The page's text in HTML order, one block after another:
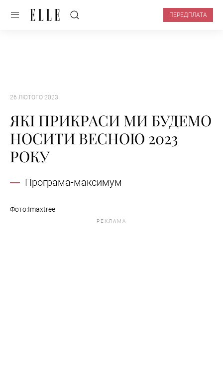
ПЕРЕДПЛАТА
26 ЛЮТОГО 2023
ЯКІ ПРИКРАСИ МИ БУДЕМО
НОСИТИ ВЕСНОЮ 2023
РОКУ
Програма-максимум
Фото:Imaxtree
РЕКЛАМА